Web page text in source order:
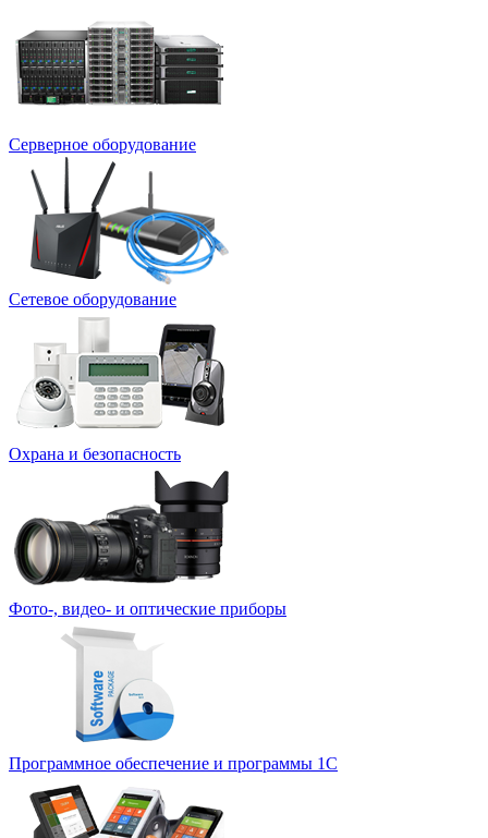
Серверное оборудование
Сетевое оборудование
Охрана и безопасность
Фото-, видео- и оптические приборы
Программное обеспечение и программы 1С